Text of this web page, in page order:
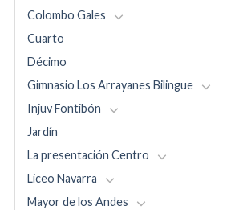
Colombo Gales
Cuarto
Décimo
Gimnasio Los Arrayanes Bilingue
Injuv Fontibón
Jardín
La presentación Centro
Liceo Navarra
Mayor de los Andes